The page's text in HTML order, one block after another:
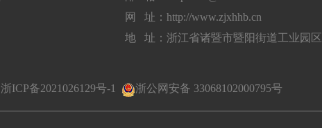
网 址：http://www.zjxhhb.cn
地 址：浙江省诸暨市暨阳街道工业园区
浙ICP备2021026129号-1 浙公网安备 33068102000795号